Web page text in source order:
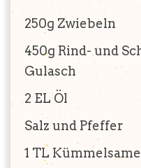
250g Zwiebeln
450g Rind- und
Gulasch
2 ELÖl
Salz und Pfeffer
1 TL